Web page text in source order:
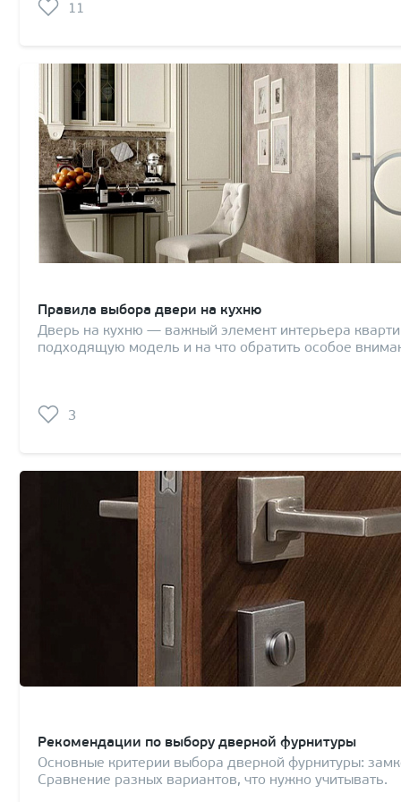
11
Правила выбора двери на кухню
Дверь на кухню — важный элемент интерьера
подходящую модель и на что обратить особое
3
Рекомендации по выбору дверной фурнитуры
Основные критерии выбора дверной фурнитуры:
Сравнение разных вариантов, что нужно учитывать.